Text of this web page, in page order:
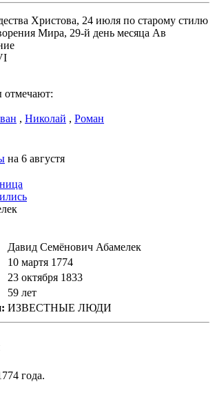
Христова, 24 июля по старому стилю
Мира, 29-й день месяца Ав
отмечают:
, Николай , Роман
на 6 августя
Давид Семёнович Абамелек
10 мартя 1774
23 октября 1833
59 лет
ИЗВЕСТНЫЕ ЛЮДИ
года.